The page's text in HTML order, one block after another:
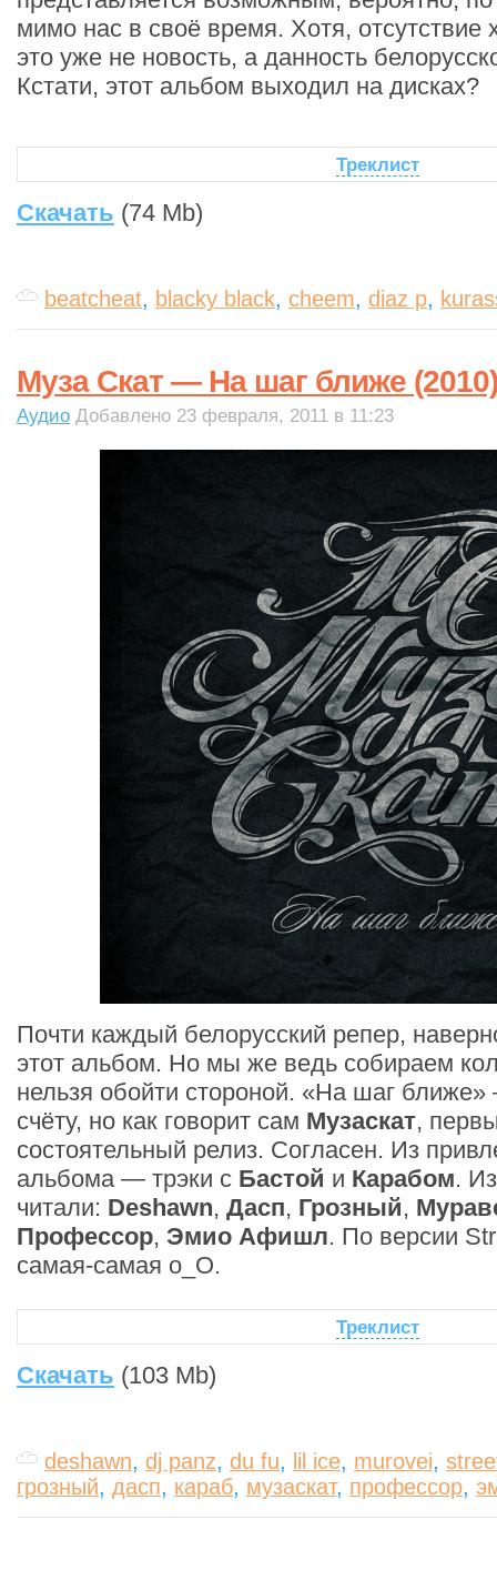
мимо нас в своё время. Хотя, отсутствие
это уже не новость, а данность
Кстати, этот альбом выходил на дисках?
Треклист
Скачать (74 Mb)
beatcheat, blacky black, cheem, diaz p,
Муза Скат — На шаг ближе (2010)
Аудио Добавлено 23 февраля, 2011 в 11:23
Почти каждый белорусский репер,
этот альбом. Но мы же ведь собираем
нельзя обойти стороной. «На шаг ближе»
счёту, но как говорит сам Музаскат,
состоятельный релиз. Согласен. Из
альбома — трэки с Бастой и Карабом.
читали: Deshawn, Дасп, Грозный,
Профессор, Эмио Афишл. По версии
самая-самая о_О.
Треклист
Скачать (103 Mb)
deshawn, dj panz, du fu, lil ice, murovei,
грозный, дасп, караб, музаскат, профессор,